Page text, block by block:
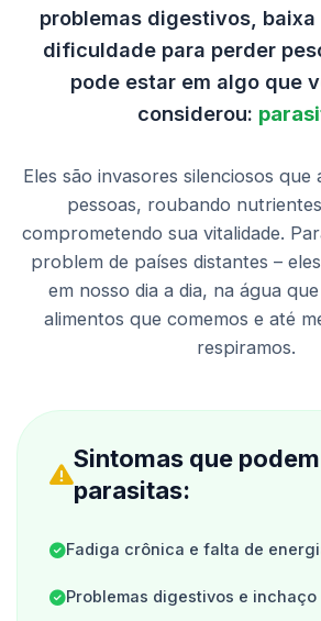
problemas digestivos,
dificuldade para perder
pode estar em algo que
considerou:
Eles são invasores silenciosos que
pessoas, roubando
comprometendo sua vitalidade.
problem de países distantes –
em nosso dia a dia, na água
alimentos que comemos e até
respiramos.
Sintomas que
parasitas:
Fadiga crônica e falta de
Problemas digestivos e inchaço